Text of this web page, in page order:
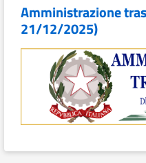
Amministrazione
21/12/2025)